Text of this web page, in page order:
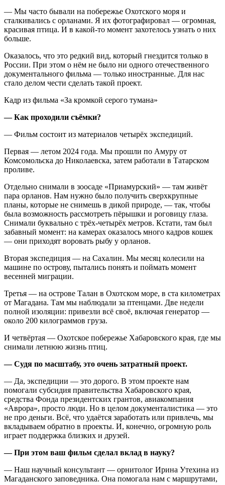
— Мы часто бывали на побережье Охотского моря и
сталкивались с орланами. Я их фотографировал — огромная,
красивая птица. И в какой‑то момент захотелось узнать о них
больше.
Оказалось, что это редкий вид, который гнездится только в
России. При этом о нём не было ни одного отечественного
документального фильма — только иностранные. Для нас
стало делом чести сделать такой проект.
Кадр из фильма «За кромкой серого тумана»
— Как проходили съёмки?
— Фильм состоит из материалов четырёх экспедиций.
Первая — летом 2024 года. Мы прошли по Амуру от
Комсомольска до Николаевска, затем работали в Татарском
проливе.
Отдельно снимали в зоосаде «Приамурский» — там живёт
пара орланов. Нам нужно было получить сверхкрупные
планы, которые не снимешь в дикой природе, — так, чтобы
была возможность рассмотреть пёрышки и роговицу глаза.
Снимали буквально с трёх‑четырёх метров. Кстати, там был
забавный момент: на камерах оказалось много кадров кошек
— они приходят воровать рыбу у орланов.
Вторая экспедиция — на Сахалин. Мы месяц колесили на
машине по острову, пытались понять и поймать момент
весенней миграции.
Третья — на острове Талан в Охотском море, в ста километрах
от Магадана. Там мы наблюдали за птенцами. Две недели
полной изоляции: привезли всё своё, включая генератор —
около 200 килограммов груза.
И четвёртая — Охотское побережье Хабаровского края, где мы
снимали летнюю жизнь птиц.
— Судя по масштабу, это очень затратный проект.
— Да, экспедиции — это дорого. В этом проекте нам
помогали субсидия правительства Хабаровского края,
средства Фонда президентских грантов, авиакомпания
«Аврора», просто люди. Но в целом документалистика — это
не про деньги. Всё, что удаётся заработать или привлечь, мы
вкладываем обратно в проекты. И, конечно, огромную роль
играет поддержка близких и друзей.
— При этом ваш фильм сделал вклад в науку?
— Наш научный консультант — орнитолог Ирина Утехина из
Магаданского заповедника. Она помогала нам с маршрутами,